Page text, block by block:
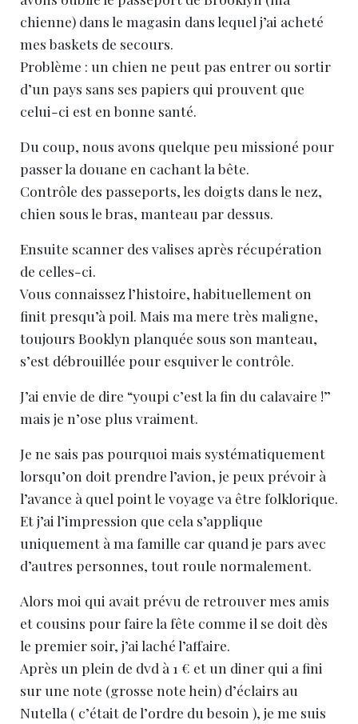
chienne) dans le magasin dans lequel j’ai acheté
mes baskets de secours.
Problème : un chien ne peut pas entrer ou sortir
d’un pays sans ses papiers qui prouvent que
celui-ci est en bonne santé.
Du coup, nous avons quelque peu missioné pour
passer la douane en cachant la bête.
Contrôle des passeports, les doigts dans le nez,
chien sous le bras, manteau par dessus.
Ensuite scanner des valises après récupération
de celles-ci.
Vous connaissez l’histoire, habituellement on
finit presqu’à poil. Mais ma mere très maligne,
toujours Booklyn planquée sous son manteau,
s’est débrouillée pour esquiver le contrôle.
J’ai envie de dire “youpi c’est la fin du calavaire !”
mais je n’ose plus vraiment.
Je ne sais pas pourquoi mais systématiquement
lorsqu’on doit prendre l’avion, je peux prévoir à
l’avance à quel point le voyage va être folklorique.
Et j’ai l’impression que cela s’applique
uniquement à ma famille car quand je pars avec
d’autres personnes, tout roule normalement.
Alors moi qui avait prévu de retrouver mes amis
et cousins pour faire la fête comme il se doit dès
le premier soir, j’ai laché l’affaire.
Après un plein de dvd à 1 € et un diner qui a fini
sur une note (grosse note hein) d’éclairs au
Nutella ( c’était de l’ordre du besoin ), je me suis